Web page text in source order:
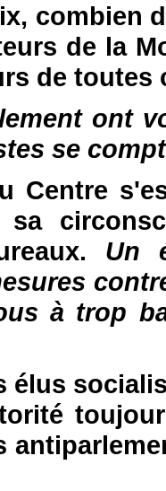
combien
de la
de toutes
ont
se
Centre
sa
Un
à trop
élus